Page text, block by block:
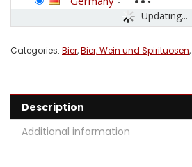
Updating...
Categories: Bier,Bier, Wein und Spirituosen,
Description
Additional information